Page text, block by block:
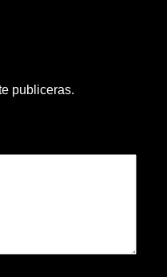
publiceras.